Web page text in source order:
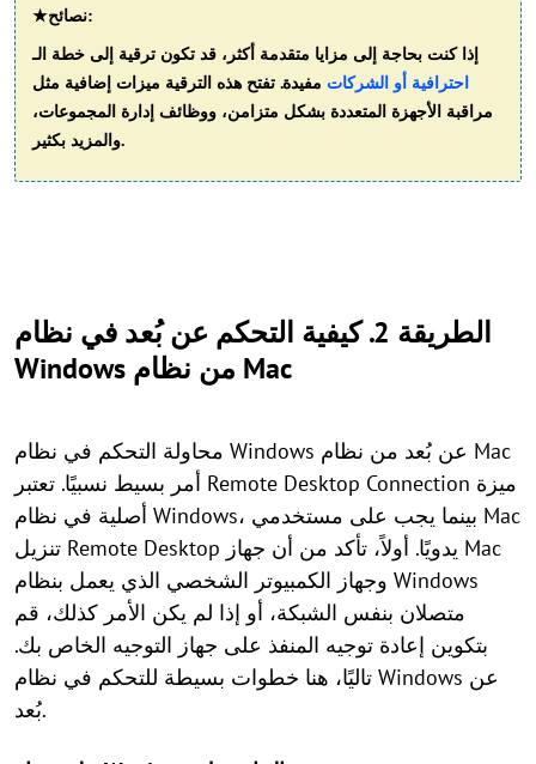
★نصائح:
إذا كنت بحاجة إلى مزايا متقدمة أكثر، قد تكون ترقية إلى خطة الـ
احترافية أو الشركات مفيدة. تفتح هذه الترقية ميزات إضافية مثل
مراقبة الأجهزة المتعددة بشكل متزامن، ووظائف إدارة المجموعات،
والمزيد بكثير.
الطريقة 2. كيفية التحكم عن بُعد في نظام
Windows من نظام Mac
محاولة التحكم في نظام Windows عن بُعد من نظام Mac
أمر بسيط نسبيًا. تعتبر Remote Desktop Connection ميزة
أصلية في نظام Windows، بينما يجب على مستخدمي Mac
تنزيل Remote Desktop يدويًا. أولاً، تأكد من أن جهاز Mac
وجهاز الكمبيوتر الشخصي الذي يعمل بنظام Windows
متصلان بنفس الشبكة، أو إذا لم يكن الأمر كذلك، قم
بتكوين إعادة توجيه المنفذ على جهاز التوجيه الخاص بك.
تاليًا، هنا خطوات بسيطة للتحكم في نظام Windows عن
بُعد.